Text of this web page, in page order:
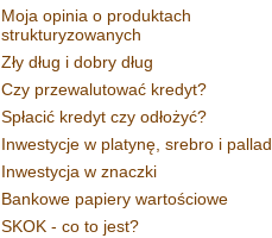
Moja opinia o produktach
strukturyzowanych
Zły dług i dobry dług
Czy przewalutować kredyt?
Spłacić kredyt czy odłożyć?
Inwestycje w platynę, srebro i pallad
Inwestycja w znaczki
Bankowe papiery wartościowe
SKOK - co to jest?